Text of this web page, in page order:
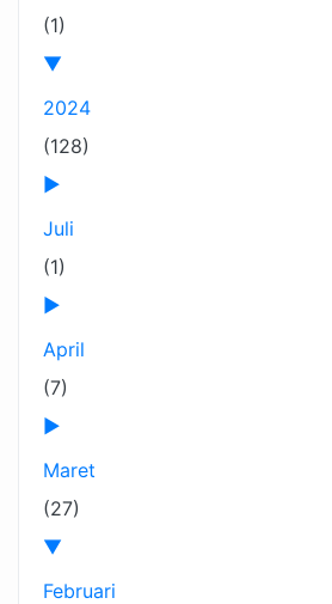
(1)
▼
2024
(128)
►
Juli
(1)
►
April
(7)
►
Maret
(27)
▼
Februari